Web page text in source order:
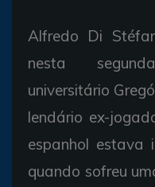
Alfredo Di
nesta
universitário
lendário ex-
espanhol estava
quando sofreu